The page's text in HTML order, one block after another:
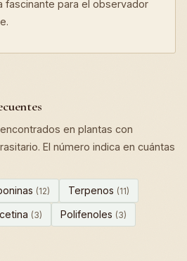
fascinante para el observador
en plantas con
El número indica en cuántas
(12) Terpenos (11)
(3) Polifenoles (3)